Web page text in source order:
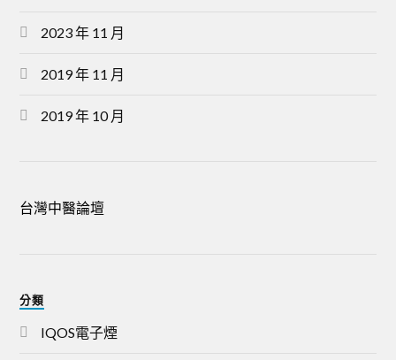
2023 年 11 月
2019 年 11 月
2019 年 10 月
台灣中醫論壇
分類
IQOS電子煙